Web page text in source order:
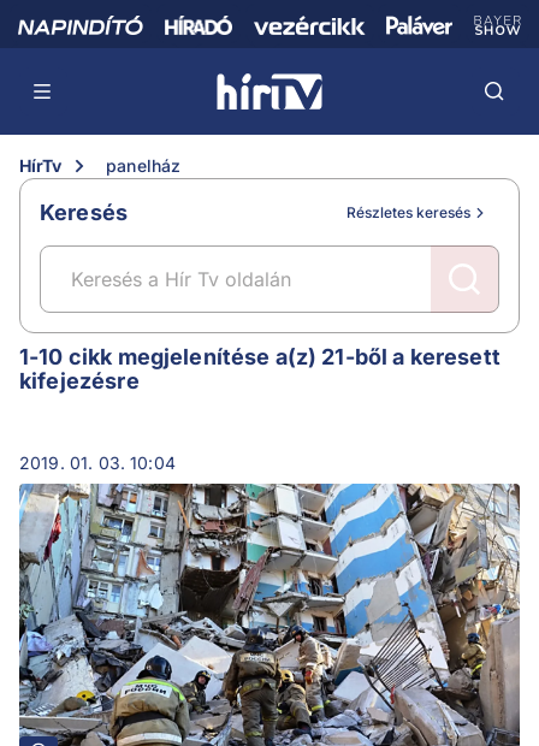
HírTv panelház
Keresés Részletes keresés
panelház
1-10 cikk megjelenítése a(z) 21-ből a keresett
kifejezésre
2019. 01. 03. 10:04